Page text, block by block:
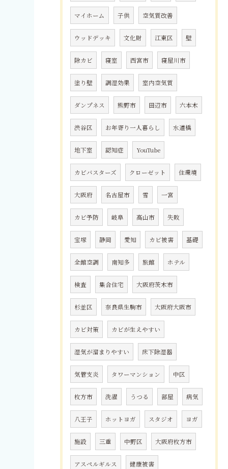
マイホーム 子供 空気質改善
ウッドデッキ 文化財 江東区 壁
除カビ 寝室 西宮市 寝屋川市
塗り壁 調湿効果 室内空気質
ダンプネス 熊野市 田辺市 六本木
渋谷区 お年寄り一人暮らし 水道橋
地下室 認知症 YouTube
カビバスターズ クローゼット 住環境
大阪府 名古屋市 雪 一宮
カビ予防 岐阜 高山市 失敗
宝塚 静岡 愛知 カビ被害 基礎
全館空調 南知多 旅館 ホテル
検査 集合住宅 大阪府茨木市
杉並区 奈良県生駒市 大阪府大阪市
カビ対策 カビが生えやすい
湿気が溜まりやすい 床下除湿器
気管支炎 タワーマンション 中区
枚方市 洗濯 うつる 部屋 病気
八王子 ホットヨガ スタジオ ヨガ
施設 三重 中野区 大阪府枚方市
アスペルギルス 健康被害